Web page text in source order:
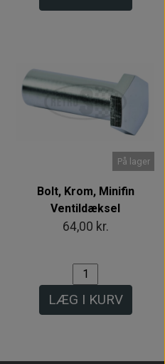
På lager
Bolt, Krom, Minifin
Ventildæksel
64,00 kr.
LÆG I KURV